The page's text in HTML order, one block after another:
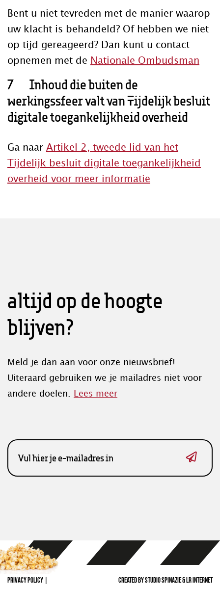
Bent u niet tevreden met de manier waarop
uw klacht is behandeld? Of hebben we niet
op tijd gereageerd? Dan kunt u contact
opnemen met de
Nationale Ombudsman
7 Inhoud die buiten de
werkingssfeer valt van Tijdelijk besluit
digitale toegankelijkheid overheid
Ga naar Artikel 2, tweede lid van het
Tijdelijk besluit digitale toegankelijkheid
overheid voor meer informatie
altijd op de hoogte
blijven?
Meld je dan aan voor onze nieuwsbrief!
Uiteraard gebruiken we je mailadres niet voor
andere doelen.
Lees meer
PRIVACY POLICY CREATED BYSTUDIO SPINAZIE&LR INTERNET